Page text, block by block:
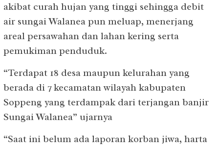
akibat curah hujan yang tinggi sehingga debit
air sungai Walanea pun meluap, menerjang
areal persawahan dan lahan kering serta
pemukiman penduduk.
“Terdapat 18 desa maupun kelurahan yang
berada di 7 kecamatan wilayah kabupaten
Soppeng yang terdampak dari terjangan banjir
Sungai Walanea” ujarnya
“Saat ini belum ada laporan korban jiwa, harta